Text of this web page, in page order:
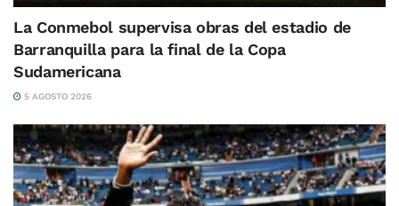
La Conmebol supervisa obras del estadio de
Barranquilla para la final de la Copa
Sudamericana
5 AGOSTO 2026